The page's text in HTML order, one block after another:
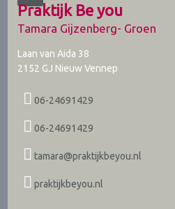
Praktijk Be you
Tamara Gijzenberg- Groen
Laan van Aida 38
2152 GJ Nieuw Vennep
06-24691429
06-24691429
tamara@praktijkbeyou.nl
praktijkbeyou.nl